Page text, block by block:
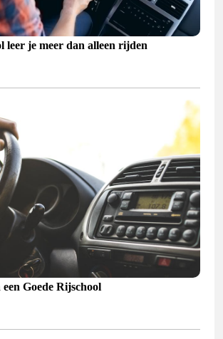
leer je meer dan alleen rijden
Goede Rijschool